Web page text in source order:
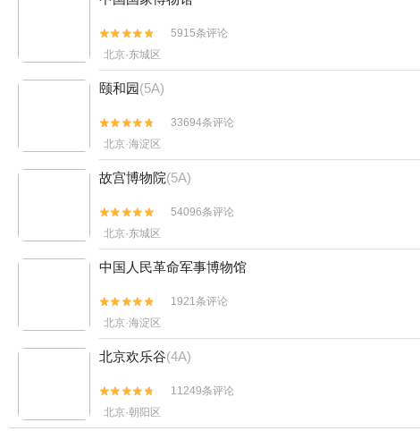


5915条评论
北京·东城区
颐和园(5A)


33694条评论
北京·海淀区
故宫博物院(5A)


54096条评论
北京·东城区
中国人民革命军事博物馆


1921条评论
北京·海淀区
北京欢乐谷(4A)


11249条评论
北京·朝阳区